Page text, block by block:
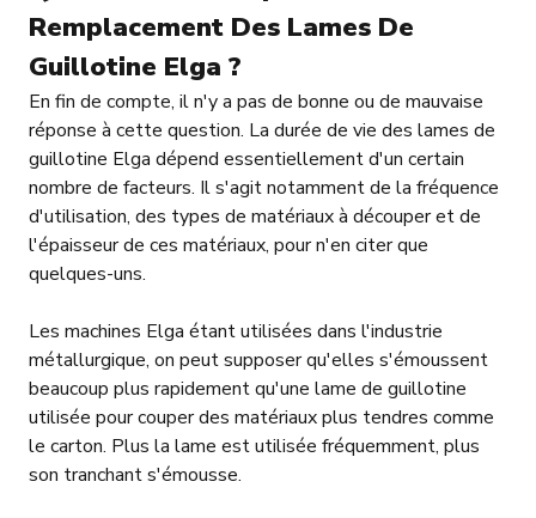
Remplacement Des Lames De
Guillotine Elga ?
En fin de compte, il n'y a pas de bonne ou de mauvaise
réponse à cette question. La durée de vie des lames de
guillotine Elga dépend essentiellement d'un certain
nombre de facteurs. Il s'agit notamment de la fréquence
d'utilisation, des types de matériaux à découper et de
l'épaisseur de ces matériaux, pour n'en citer que
quelques-uns.
Les machines Elga étant utilisées dans l'industrie
métallurgique, on peut supposer qu'elles s'émoussent
beaucoup plus rapidement qu'une lame de guillotine
utilisée pour couper des matériaux plus tendres comme
le carton. Plus la lame est utilisée fréquemment, plus
son tranchant s'émousse.